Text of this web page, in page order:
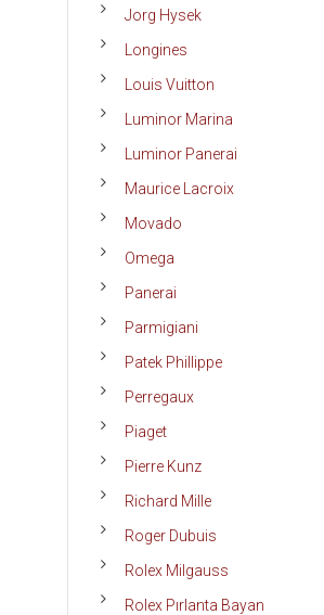
Jorg Hysek
Longines
Louis Vuitton
Luminor Marina
Luminor Panerai
Maurice Lacroix
Movado
Omega
Panerai
Parmigiani
Patek Phillippe
Perregaux
Piaget
Pierre Kunz
Richard Mille
Roger Dubuis
Rolex Milgauss
Rolex Pırlanta Bayan